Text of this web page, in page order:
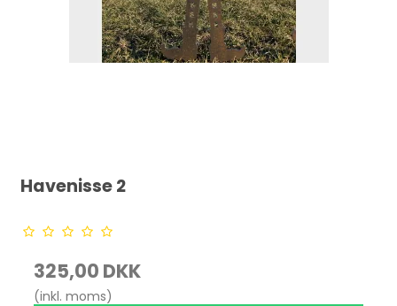
Havenisse 2
325,00 DKK
(inkl. moms)